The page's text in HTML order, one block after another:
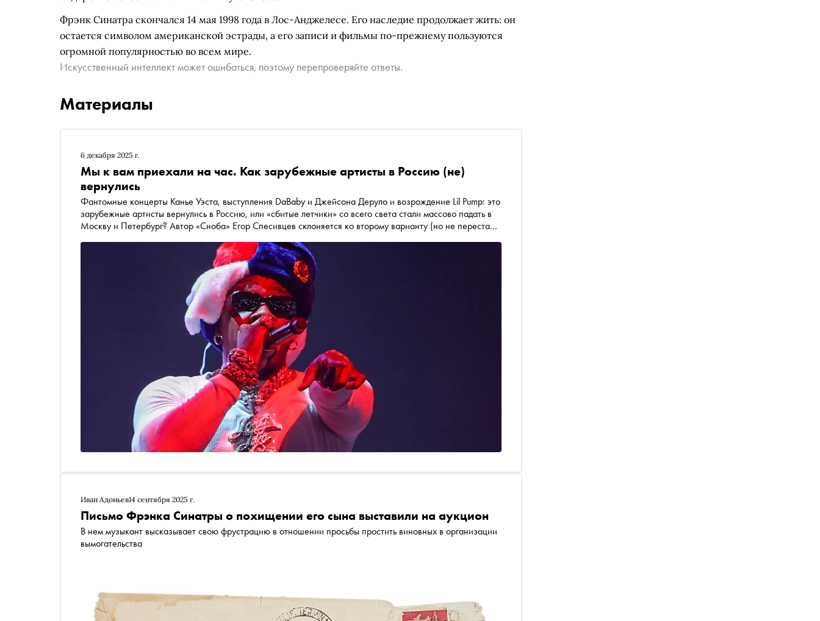
Фрэнк Синатра скончался 14 мая 1998 года в Лос-Анджелесе. Его наследие продолжает жить: он
остается символом американской эстрады, а его записи и фильмы по-прежнему пользуются
огромной популярностью во всем мире.
Искусственный интеллект может ошибаться, поэтому перепроверяйте ответы.
Материалы
6 декабря 2025 г.
Мы к вам приехали на час. Как зарубежные артисты в Россию (не)
вернулись
Фантомные концерты Канье Уэста, выступления DaBaby и Джейсона Деруло и возрождение Lil Pump: это
зарубежные артисты вернулись в Россию, или «сбитые летчики» со всего света стали массово падать в
Москву и Петербург? Автор «Сноба» Егор Спесивцев склоняется ко второму варианту (но не перестает
Иван Адоньев14 сентября 2025 г.
Письмо Фрэнка Синатры о похищении его сына выставили на аукцион
В нем музыкант высказывает свою фрустрацию в отношении просьбы простить виновных в организации
вымогательства